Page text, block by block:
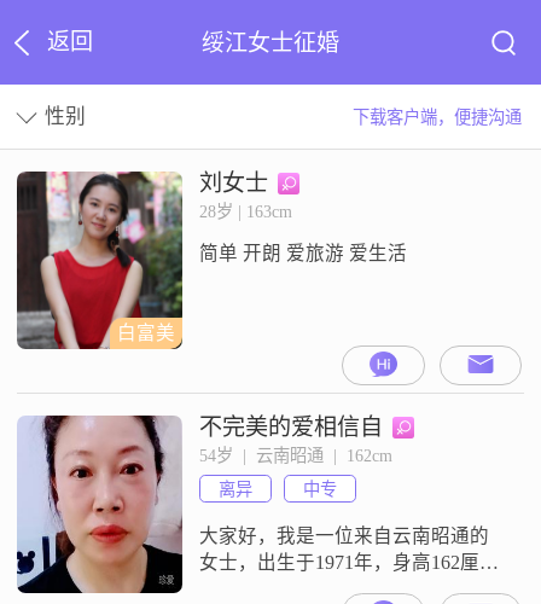
返回 绥江女士征婚
性别 下载客户端，便捷沟通
白富美
刘女士
28岁 | 163cm
简单 开朗 爱旅游 爱生活
不完美的爱相信自
54岁  |  云南昭通  |  162cm
离异
中专
大家好，我是一位来自云南昭通的
女士，出生于1971年，身高162厘
米。我在工作中努力进取，目前月